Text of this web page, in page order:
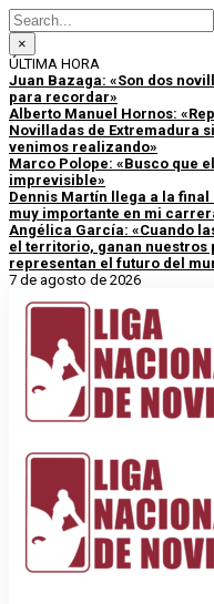
×
ÚLTIMA HORA
Juan Bazaga: «Son dos
para recordar»
Alberto Manuel Hornos:
Novilladas de Extremadura
venimos realizando»
Marco Polope: «Busco que
imprevisible»
Dennis Martín llega a la final
muy importante en mi
Angélica García: «Cuando
el territorio, ganan nuestros
representan el futuro del
7 de agosto de 2026